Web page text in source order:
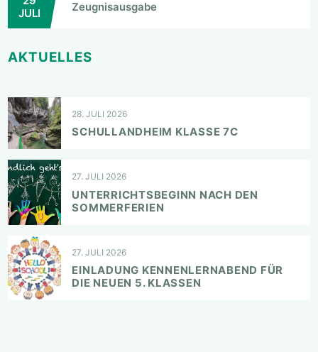
JULI
Zeugnisausgabe
AKTUELLES
28. JULI 2026
SCHULLANDHEIM KLASSE 7C
27. JULI 2026
UNTERRICHTSBEGINN NACH DEN
SOMMERFERIEN
27. JULI 2026
EINLADUNG KENNENLERNABEND FÜR
DIE NEUEN 5. KLASSEN